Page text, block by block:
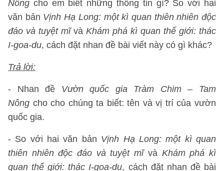
Nông cho em biết những thông tin gì? So với hai
văn bản Vịnh Hạ Long: một kì quan thiên nhiên độc
đáo và tuyệt mĩvà Khám phá kì quan thế giới: thác
I-goa-du, cách đặt nhan đề bài viết này có gì khác?
Trả lời:
- Nhan đề Vườn quốc gia Tràm Chim – Tam
Nông cho cho chúng ta biết: tên và vị trí của vườn
quốc gia.
- So với hai văn bản Vịnh Hạ Long: một kì quan
thiên nhiên độc đáo và tuyệt mĩvà Khám phá kì
quan thế giới: thác I-goa-du, cách đặt nhan đề bài